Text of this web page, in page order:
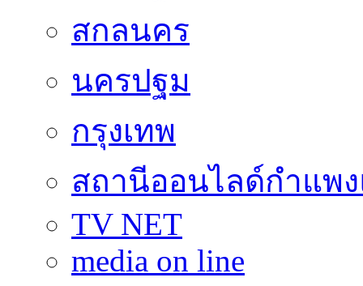
สกลนคร
นครปฐม
กรุงเทพ
สถานีออนไลด์กำแพ
TV NET
media on line